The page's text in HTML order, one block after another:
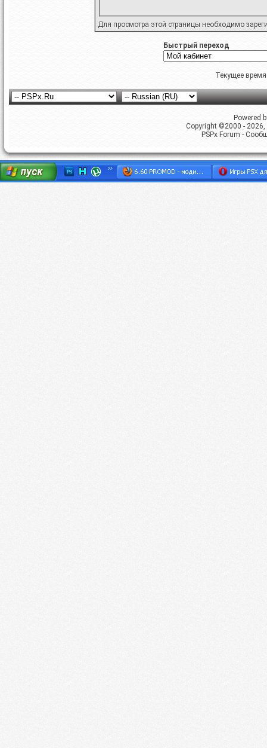
Для просмотра этой страницы необходимо
Быстрый переход
Текущее
Powered
Copyright ©2000 -
PSPx Forum -